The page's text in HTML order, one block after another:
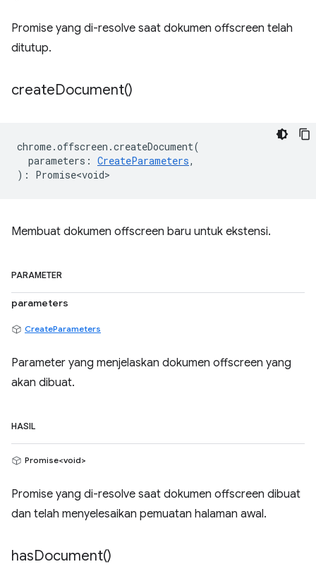
Promise yang di-resolve saat dokumen offscreen telah
ditutup.
createDocument()
chrome.offscreen .createDocument(
parameters : CreateParameters,
) : Promise<void>
Membuat dokumen offscreen baru untuk ekstensi.
PARAMETER
parameters
CreateParameters
Parameter yang menjelaskan dokumen offscreen yang
akan dibuat.
HASIL
Promise<void>
Promise yang di-resolve saat dokumen offscreen dibuat
dan telah menyelesaikan pemuatan halaman awal.
hasDocument()